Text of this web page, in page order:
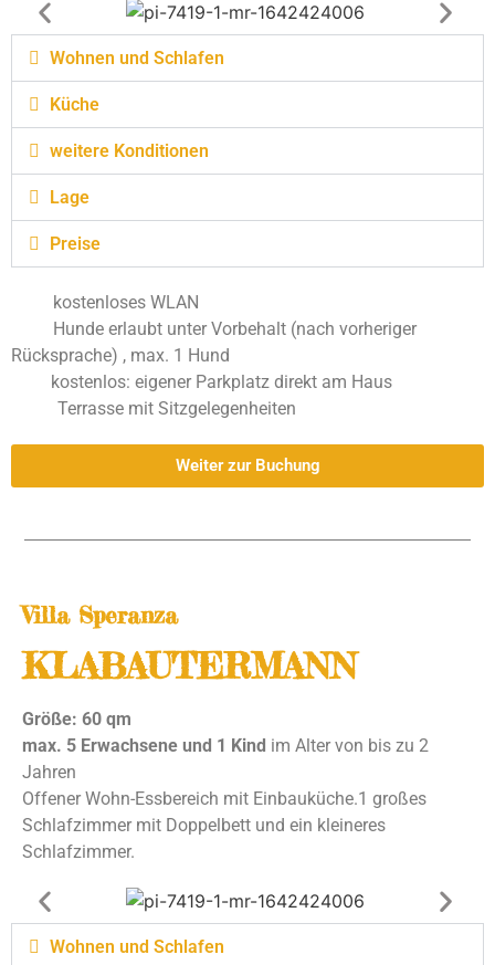
Wohnen und Schlafen
Küche
weitere Konditionen
Lage
Preise
kostenloses WLAN
Hunde erlaubt unter Vorbehalt (nach vorheriger
Rücksprache) , max. 1 Hund
kostenlos: eigener Parkplatz direkt am Haus
Terrasse mit Sitzgelegenheiten
Weiter zur Buchung
Villa Speranza
KLABAUTERMANN
Größe: 60 qm
max. 5 Erwachsene und 1 Kind im Alter von bis zu 2
Jahren
Offener Wohn-Essbereich mit Einbauküche.1 großes
Schlafzimmer mit Doppelbett und ein kleineres
Schlafzimmer.
Wohnen und Schlafen